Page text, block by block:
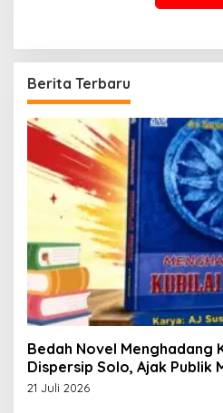
Berita Terbaru
Bedah Novel Menghadang
Dispersip Solo, Ajak Publik
Leluhur Nusantara
21 Juli 2026